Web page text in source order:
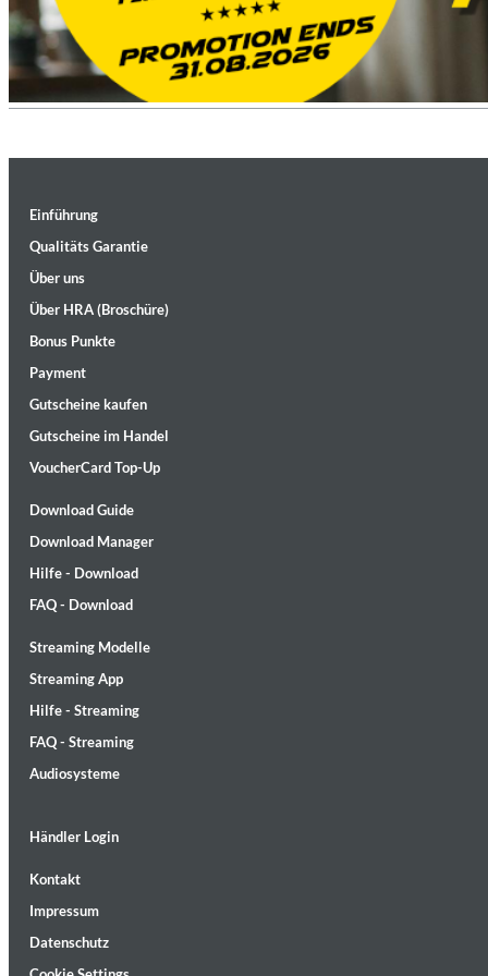
Leipziger Streichquartett
Genre:
II Reworked
Kiasmos
Einführung
Qualitäts Garantie
Über uns
Über HRA (Broschüre)
Bonus Punkte
Payment
Gutscheine kaufen
Gutscheine im Handel
VoucherCard Top-Up
Download Guide
Download Manager
Hilfe - Download
FAQ - Download
Streaming Modelle
Streaming App
Hilfe - Streaming
FAQ - Streaming
Audiosysteme
Händler Login
Kontakt
Impressum
Datenschutz